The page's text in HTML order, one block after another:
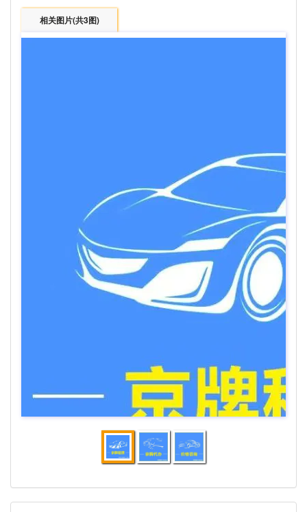
相关图片(共3图)